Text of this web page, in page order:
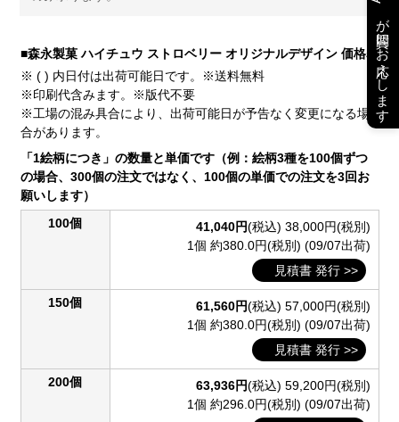
■森永製菓 ハイチュウ ストロベリー オリジナルデザイン 価格表
※ ( ) 内日付は出荷可能日です。※送料無料
※印刷代含みます。※版代不要
※工場の混み具合により、出荷可能日が予告なく変更になる場
合があります。
「1絵柄につき」の数量と単価です（例：絵柄3種を100個ずつ
の場合、300個の注文ではなく、100個の単価での注文を3回お
願いします）
100個
41,040円(税込) 38,000円(税別)
1個 約380.0円(税別) (09/07出荷)
見積書 発行 >>
150個 61,560円(税込) 57,000円(税別)
1個 約380.0円(税別) (09/07出荷)
見積書 発行 >>
200個 63,936円(税込) 59,200円(税別)
1個 約296.0円(税別) (09/07出荷)
が質問にお応えします